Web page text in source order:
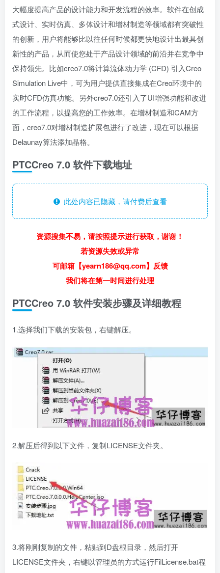
大幅度提高产品的设计能力和开发流程的效率。软件在创成
式设计、实时仿真、多体设计和增材制造等领域都有突破性
的创新，用户将能够比以往任何时候都更快地设计出最具创
新性的产品，从而使您处于产品设计领域的前沿并在竞争中
保持领先。比如creo7.0将计算流体动力学 (CFD) 引入Creo
Simulation Live中，可为用户提供直接集成在Creo环境中的
实时CFD仿真功能。另外creo7.0还引入了UI增强功能和改进
的工作流程，以提高您的工作效率。在增材制造和CAM方
面，creo7.0对增材制造扩展包进行了改进，现在可以根据
Delaunay算法添加晶格。
​PTCCreo 7.0 软件下载地址
此处内容已隐藏，请付费后查看
资源搜集不易，请按照提示进行获取，谢谢！
若资源失效或异常
可邮箱【yearn186@qq.com】反馈
我们将在第一时间进行处理
​PTCCreo 7.0 软件安装步骤及详细教程
1.选择我们下载的安装包，右键解压。
2.解压后得到以下文件，复制LICENSE文件夹。
3.将刚刚复制的文件，粘贴到D盘根目录，然后打开
LICENSE文件夹，右键以管理员的方式运行FilLicense.bat程